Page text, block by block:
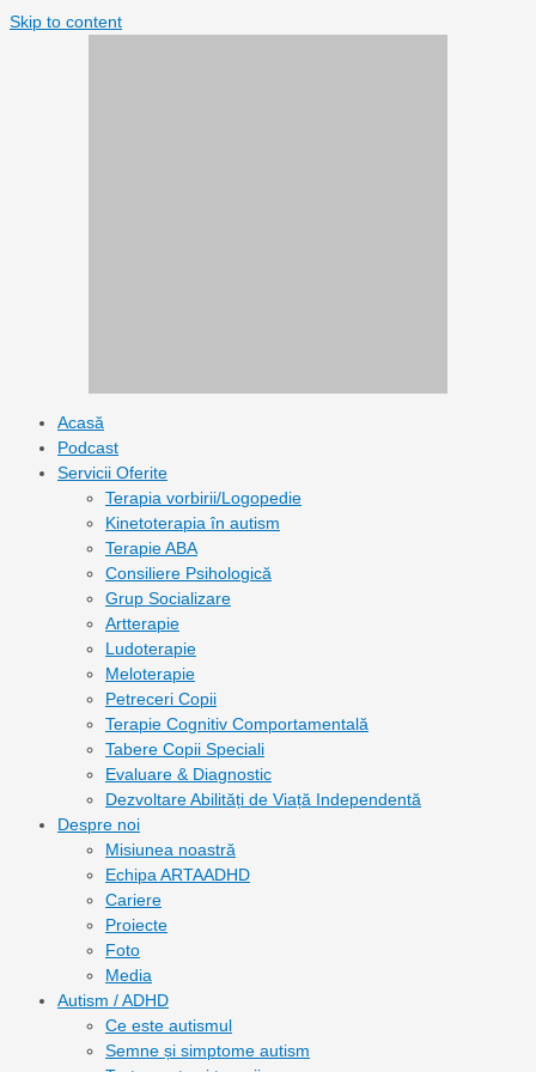
Skip to content
Acasă
Podcast
Servicii Oferite
Terapia vorbirii/Logopedie
Kinetoterapia în autism
Terapie ABA
Consiliere Psihologică
Grup Socializare
Artterapie
Ludoterapie
Meloterapie
Petreceri Copii
Terapie Cognitiv Comportamentală
Tabere Copii Speciali
Evaluare & Diagnostic
Dezvoltare Abilități de Viață Independentă
Despre noi
Misiunea noastră
Echipa ARTAADHD
Cariere
Proiecte
Foto
Media
Autism / ADHD
Ce este autismul
Semne și simptome autism